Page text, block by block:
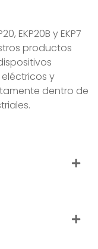
EKP20B y EKP7
productos
y
dentro de